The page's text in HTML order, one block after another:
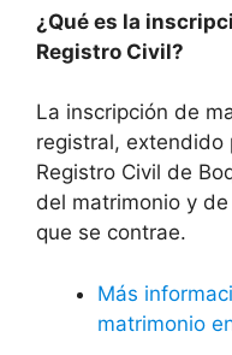
¿Qué es la
Registro Civil?
La inscripción de
registral, extendido
Registro Civil de
del matrimonio y
que se contrae.
Más
matrimonio